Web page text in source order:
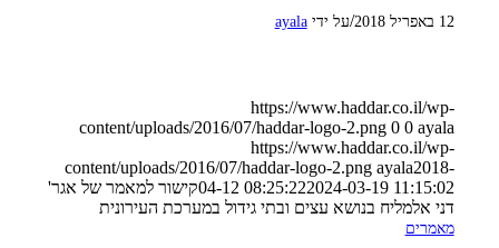
12 באפריל 2018 /על ידיayala
https://www.haddar.co.il/wp-
content/uploads/2016/07/haddar-logo-2.png 0 0 ayala
https://www.haddar.co.il/wp-
content/uploads/2016/07/haddar-logo-2.png ayala2018-
04-12 08:25:222024-03-19 11:15:02
קישור למאמר של אגר'
דני אלמליח בנושא עצים ובתי גידול במערכת העירונית
מאמרים